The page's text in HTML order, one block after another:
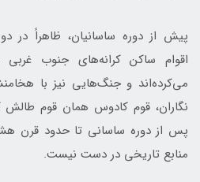
پیش از دوره ساسانیان، ظاهراً در
پس از دوره ساسانی تا حدود قرن
منابع تاریخی در دست نیست.